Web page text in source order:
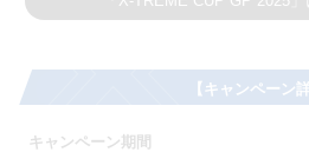
【キャンペーン
キャンペーン期間